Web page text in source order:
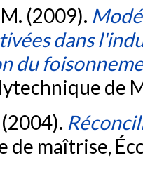
(2009).
dans
du
de
(2004).
de maîtrise,